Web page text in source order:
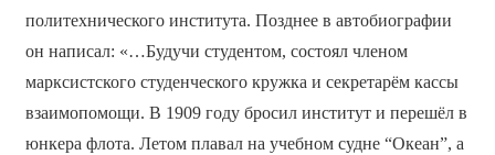
политехнического института. Позднее в автобиографии
он написал: «…Будучи студентом, состоял членом
марксистского студенческого кружка и секретарём кассы
взаимопомощи. В 1909 году бросил институт и перешёл в
юнкера флота. Летом плавал на учебном судне “Океан”, а